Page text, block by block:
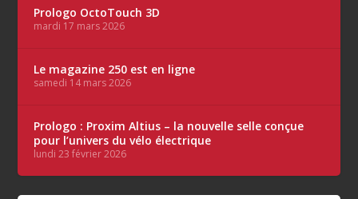
Prologo OctoTouch 3D
mardi 17 mars 2026
Le magazine 250 est en ligne
samedi 14 mars 2026
Prologo : Proxim Altius – la nouvelle selle conçue
pour l’univers du vélo électrique
lundi 23 février 2026